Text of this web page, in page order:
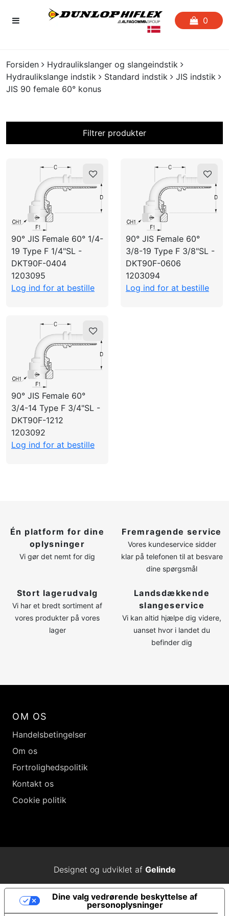
0
FORSIDEN
FAVORITLISTE
CRIMP
UDGÅENDE VARER
LOG IND
OPRET PROFIL
Forsiden
Hydraulikslanger og slangeindstik
Hydraulikslange indstik
Standard indstik
JIS indstik
JIS 90 female 60° konus
Filtrer produkter
90° JIS Female 60° 1/4-
19 Type F 1/4"SL -
DKT90F-0404
1203095
Log ind for at bestille
90° JIS Female 60°
3/8-19 Type F 3/8"SL -
DKT90F-0606
1203094
Log ind for at bestille
90° JIS Female 60°
3/4-14 Type F 3/4"SL -
DKT90F-1212
1203092
Log ind for at bestille
Én platform for dine
oplysninger
Vi gør det nemt for dig
Fremragende service
Vores kundeservice sidder
klar på telefonen til at besvare
dine spørgsmål
Stort lagerudvalg
Vi har et bredt sortiment af
vores produkter på vores
lager
Landsdækkende
slangeservice
Vi kan altid hjælpe dig videre,
uanset hvor i landet du
befinder dig
OM OS
Handelsbetingelser
Om os
Fortrolighedspolitik
Kontakt os
Cookie politik
Designet og udviklet af Gelinde
Dine valg vedrørende beskyttelse af
personoplysninger